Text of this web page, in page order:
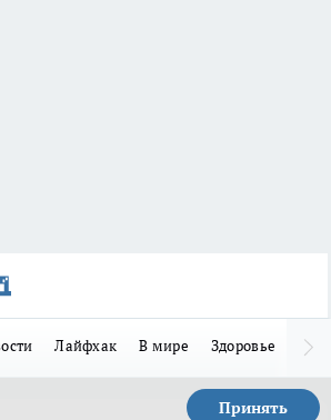
Лайфхак В мире Здоровье
Принять